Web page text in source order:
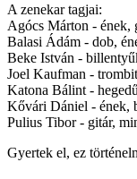
A zenekar tagjai:
Agócs Márton - ének,
Balasi Ádám - dob,
Beke István -
Joel Kaufman -
Katona Bálint -
Kővári Dániel - ének,
Pulius Tibor - gitár,
Gyertek el, ez